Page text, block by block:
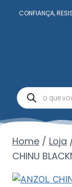
CONFIANÇA,
Home / Loja
CHINU